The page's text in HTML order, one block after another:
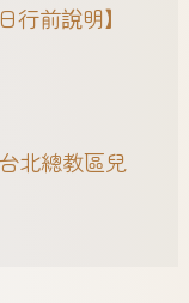
行前說明】
北總教區兒